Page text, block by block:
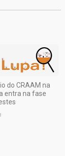
do CRAAM na
entra na fase